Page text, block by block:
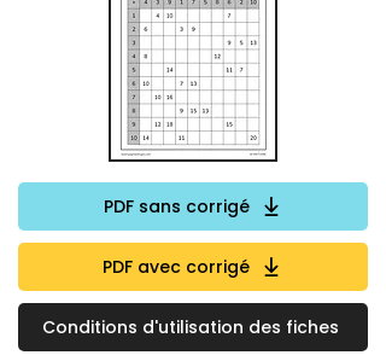
PDF sans corrigé
PDF avec corrigé
Conditions d'utilisation des fiches